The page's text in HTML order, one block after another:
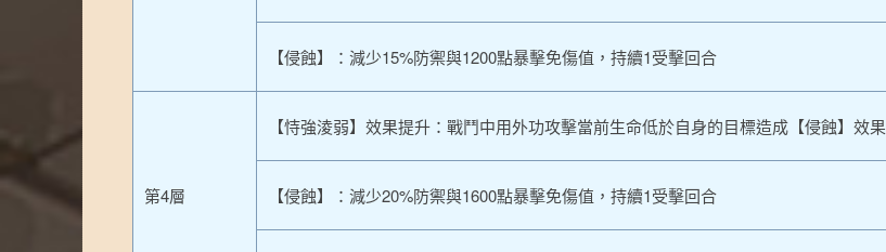
【侵蝕】：減少15%防禦與1200點暴擊免傷值，持續1受擊回合
第4層
【恃強淩弱】效果提升：戰鬥中用外功攻擊當前生命低於自身的目標造成【侵蝕】效果
【侵蝕】：減少20%防禦與1600點暴擊免傷值，持續1受擊回合